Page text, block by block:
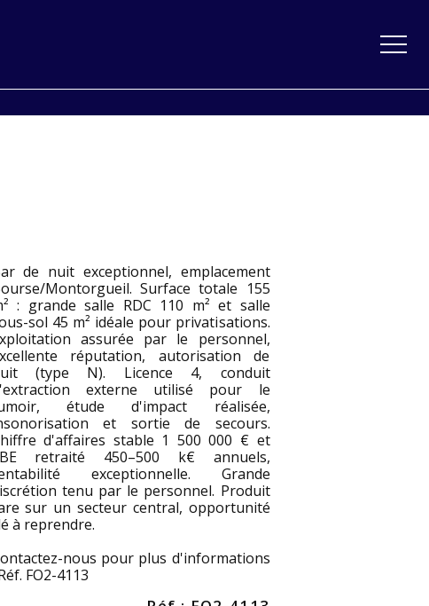
de nuit exceptionnel, emplacement
Montorgueil. Surface totale 155
: grande salle RDC 110 m² et salle
sol 45 m² idéale pour privatisations.
assurée par le personnel,
réputation, autorisation de
(type N). Licence 4, conduit
externe utilisé pour le
étude d'impact réalisée,
et sortie de secours.
d'affaires stable 1 500 000 € et
retraité 450–500 k€ annuels,
exceptionnelle. Grande
tenu par le personnel. Produit
sur un secteur central, opportunité
à reprendre.
nous pour plus d'informations
FO2-4113